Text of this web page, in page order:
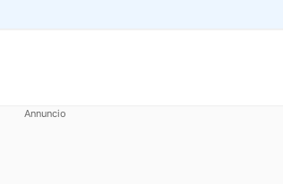
Annuncio